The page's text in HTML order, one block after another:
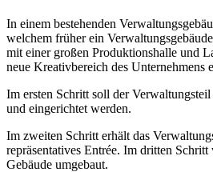
In einem bestehenden
welchem früher ein
mit einer großen Produktionshalle und
neue Kreativbereich des Unternehmens
Im ersten Schritt soll der Verwaltungsteil
und eingerichtet werden.
Im zweiten Schritt erhält das
repräsentatives Entrée. Im dritten
Gebäude umgebaut.